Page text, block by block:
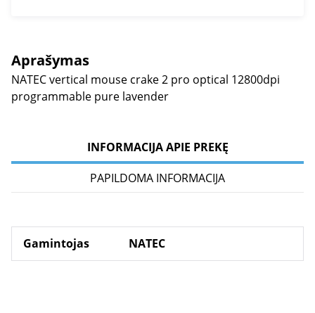
Aprašymas
NATEC vertical mouse crake 2 pro optical 12800dpi
programmable pure lavender
INFORMACIJA APIE PREKĘ
PAPILDOMA INFORMACIJA
Gamintojas NATEC